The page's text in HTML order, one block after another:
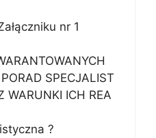
nr 1
SPECJALIST
WARUNKI ICH REA
?